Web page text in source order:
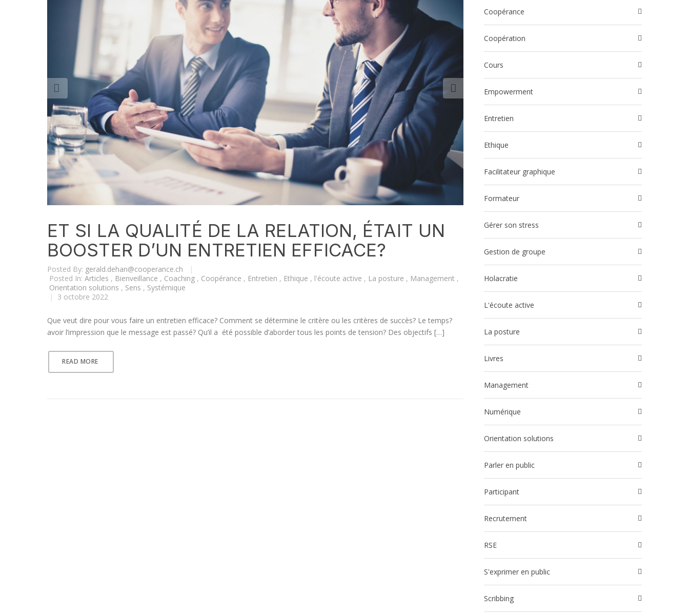
ET SI LA QUALITÉ DE LA RELATION, ÉTAIT UN
BOOSTER D’UN ENTRETIEN EFFICACE?
Posted By: gerald.dehan@cooperance.ch
|
Posted In: Articles , Bienveillance , Coaching , Coopérance , Entretien , Ethique , l'écoute active , La posture , Management ,
Orientation solutions , Sens , Systémique
|
3 octobre 2022
Que veut dire pour vous faire un entretien efficace? Comment se détermine le critère ou les critères de succès? Le temps?
avoir l’impression que le message est passé? Qu’il a été possible d’aborder tous les points de tension? Des objectifs […]
READ MORE
Coopérance
Coopération
Cours
Empowerment
Entretien
Ethique
Facilitateur graphique
Formateur
Gérer son stress
Gestion de groupe
Holacratie
l'écoute active
La posture
Livres
Management
Numérique
Orientation solutions
Parler en public
participant
Recrutement
RSE
S'exprimer en public
Scribbing